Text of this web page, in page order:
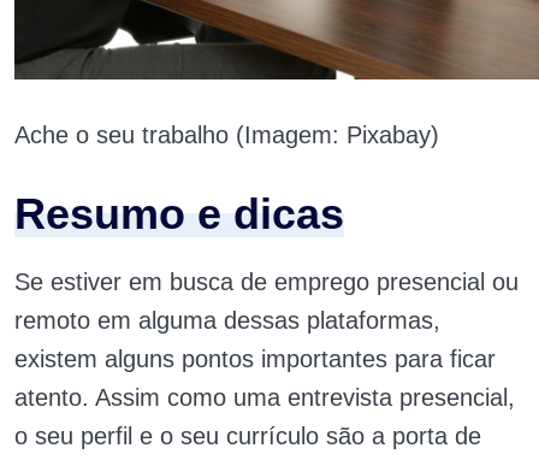
Ache o seu trabalho (Imagem: Pixabay)
Resumo e dicas
Se estiver em busca de emprego presencial ou
remoto em alguma dessas plataformas,
existem alguns pontos importantes para ficar
atento. Assim como uma entrevista presencial,
o seu perfil e o seu currículo são a porta de